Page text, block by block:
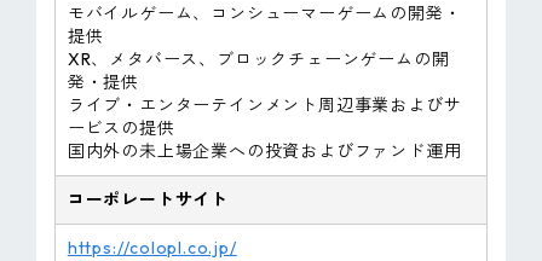
モバイルゲーム、コンシューマーゲームの開発・
提供
XR、メタバース、ブロックチェーンゲームの開
発・提供
ライブ・エンターテインメント周辺事業およびサ
ービスの提供
国内外の未上場企業への投資およびファンド運用
コーポレートサイト
https://colopl.co.jp/